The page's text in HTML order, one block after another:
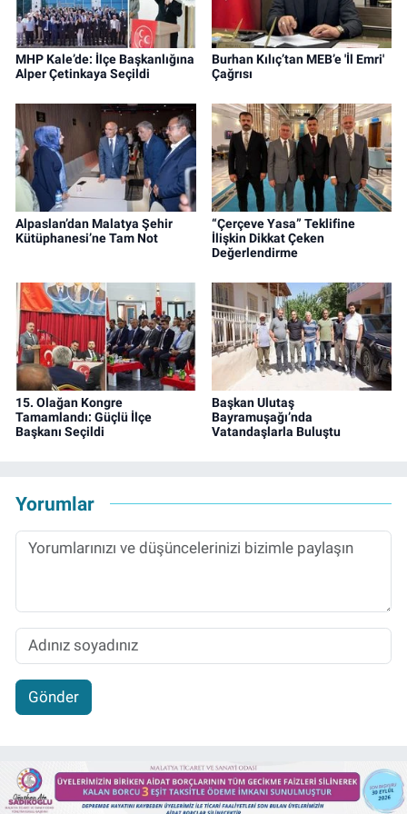
MHP Kale’de: İlçe Başkanlığına
Alper Çetinkaya Seçildi
Burhan Kılıç’tan MEB’e 'İl Emri'
Çağrısı
Alpaslan’dan Malatya Şehir
Kütüphanesi’ne Tam Not
“Çerçeve Yasa” Teklifine
İlişkin Dikkat Çeken
Değerlendirme
15. Olağan Kongre
Tamamlandı: Güçlü İlçe
Başkanı Seçildi
Başkan Ulutaş
Bayramuşağı’nda
Vatandaşlarla Buluştu
Yorumlar
Gönder